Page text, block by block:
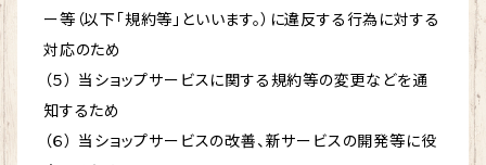
ー等（以下「規約等」といいます。）に違反する行為に対する
対応のため
（５） 当ショップサービスに関する規約等の変更などを通
知するため
（６） 当ショップサービスの改善、新サービスの開発等に役